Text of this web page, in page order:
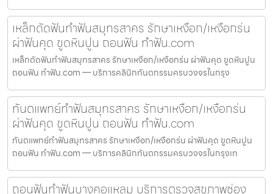
เหล็กดัดฟันทำฟันสมุทรสาคร รักษาเหงือก/เหงือกร่น
ผ่าฟันคุด ขูดหินปูน ถอนฟัน ทำฟัน.com
เหล็กดัดฟันทำฟันสมุทรสาคร รักษาเหงือก/เหงือกร่น ผ่าฟันคุด ขูดหินปูน
ถอนฟัน ทำฟัน.com — บริการคลินิกทันตกรรมครบวงจรในกรุง
ทันตแพทย์ทำฟันสมุทรสาคร รักษาเหงือก/เหงือกร่น
ผ่าฟันคุด ขูดหินปูน ถอนฟัน ทำฟัน.com
ทันตแพทย์ทำฟันสมุทรสาคร รักษาเหงือก/เหงือกร่น ผ่าฟันคุด ขูดหินปูน
ถอนฟัน ทำฟัน.com — บริการคลินิกทันตกรรมครบวงจรในกรุงเท
ถอนฟันทำฟันบางคอแหลม บริการตรวจสุขภาพช่อง